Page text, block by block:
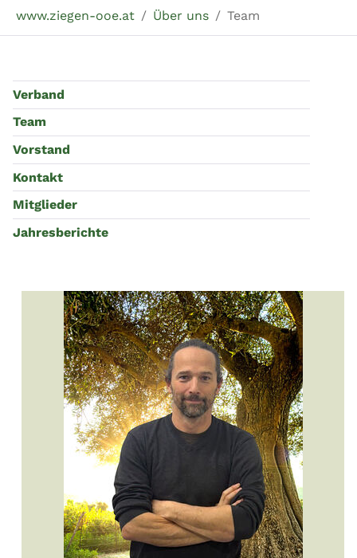
www.ziegen-ooe.at Über uns Team
Verband
Team
Vorstand
Kontakt
Mitglieder
Jahresberichte